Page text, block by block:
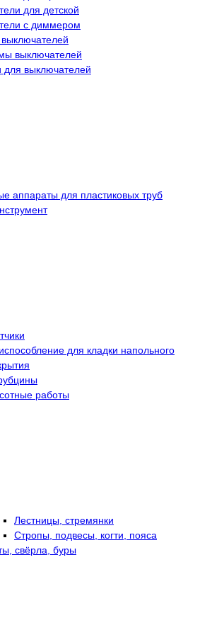
для детской
с диммером
выключателей
для выключателей
аппараты для пластиковых труб
для кладки напольного
работы
Лестницы, стремянки
Стропы, подвесы, когти, пояса
свёрла, буры